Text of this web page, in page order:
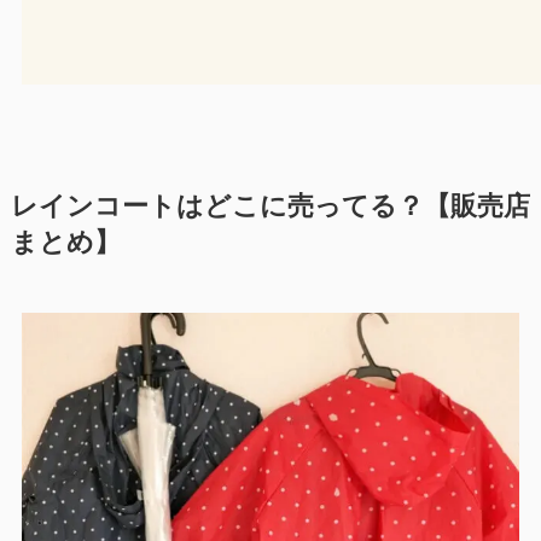
レインコートはどこに売ってる？【販売店
まとめ】